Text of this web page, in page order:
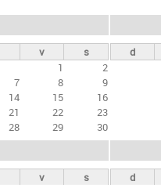
v
s
1
2
7 8
9
14 15
16
21 22
23
28 29 30
d
v s d